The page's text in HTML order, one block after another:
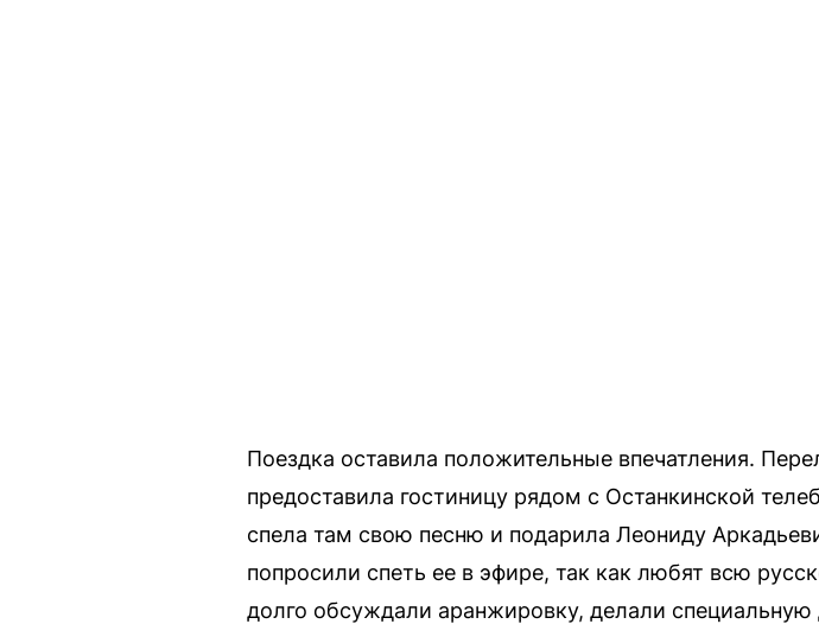
Поездка оставила положительные впечатления.
предоставила гостиницу рядом с Останкинской
спела там свою песню и подарила Леониду
попросили спеть ее в эфире, так как любят всю
долго обсуждали аранжировку, делали